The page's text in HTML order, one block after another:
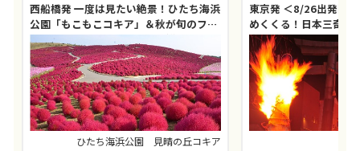
西船橋発 一度は見たい絶景！ひたち海浜
公園「もこもこコキア」＆秋が旬のフル
ーツ「梨狩り」食べ放題＆海鮮丼の昼食
付
ひたち海浜公園 見晴の丘コキア
東京発 ＜8/26出発限
めくくる！日本三奇祭
り」＆巨峰狩り食べ放